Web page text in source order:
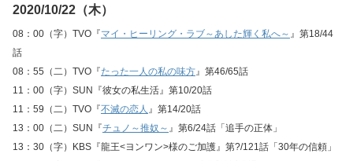
2020/10/22（木）
08：00（字）TVO『マイ・ヒーリング・ラブ～あした輝く私へ～ 』第18/44
話
08：55（二）TVO『たった一人の私の味方』第46/65話
11：00（字）SUN『彼女の私生活』第10/20話
11：59（二）TVO『不滅の恋人 』第14/20話
13：00（二）SUN『チュノ～推奴～ 』第6/24話「追手の正体」
13：30（字）KBS『龍王<ヨンワン>様のご加護』第?/121話「30年の信頼」